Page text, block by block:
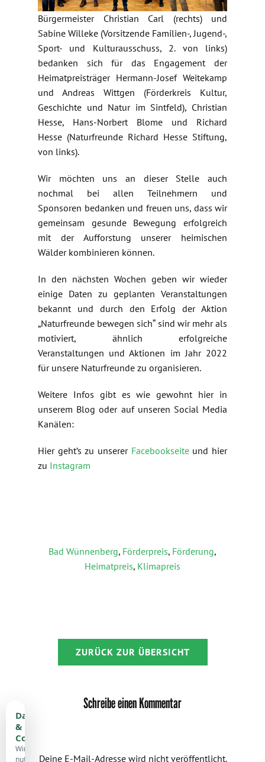
Bürgermeister Christian Carl (rechts) und
Sabine Willeke (Vorsitzende Familien-, Jugend-,
Sport- und Kulturausschuss, 2. von links)
bedanken sich für das Engagement der
Heimatpreisträger Hermann-Josef Weitekamp
und Andreas Wittgen (Förderkreis Kultur,
Geschichte und Natur im Sintfeld), Christian
Hesse, Hans-Norbert Blome und Richard
Hesse (Naturfreunde Richard Hesse Stiftung,
von links).
Wir möchten uns an dieser Stelle auch
nochmal bei allen Teilnehmern und
Sponsoren bedanken und freuen uns, dass wir
gemeinsam gesunde Bewegung erfolgreich
mit der Aufforstung unserer heimischen
Wälder kombinieren können.
In den nächsten Wochen geben wir wieder
einige Daten zu geplanten Veranstaltungen
bekannt und durch den Erfolg der Aktion
„Naturfreunde bewegen sich“ sind wir mehr als
motiviert, ähnlich erfolgreiche
Veranstaltungen und Aktionen im Jahr 2022
für unsere Naturfreunde zu organisieren.
Weitere Infos gibt es wie gewohnt hier in
unserem Blog oder auf unseren Social Media
Kanälen:
Hier geht’s zu unserer Facebookseiteund hier
zu Instagram
Bad Wünnenberg, Förderpreis, Förderung,
Heimatpreis, Klimapreis
ZURÜCK ZUR ÜBERSICHT
Schreibe einen Kommentar
Deine E-Mail-Adresse wird nicht veröffentlicht.
Datenschutz
&
Cookies
Wir
nutzen